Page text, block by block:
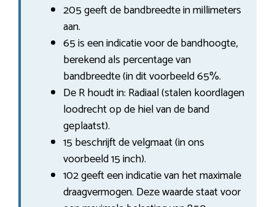
205 geeft de bandbreedte in millimeters
aan.
65 is een indicatie voor de bandhoogte,
berekend als percentage van
bandbreedte (in dit voorbeeld 65%.
De R houdt in: Radiaal (stalen koordlagen
loodrecht op de hiel van de band
geplaatst).
15 beschrijft de velgmaat (in ons
voorbeeld 15 inch).
102 geeft een indicatie van het maximale
draagvermogen. Deze waarde staat voor